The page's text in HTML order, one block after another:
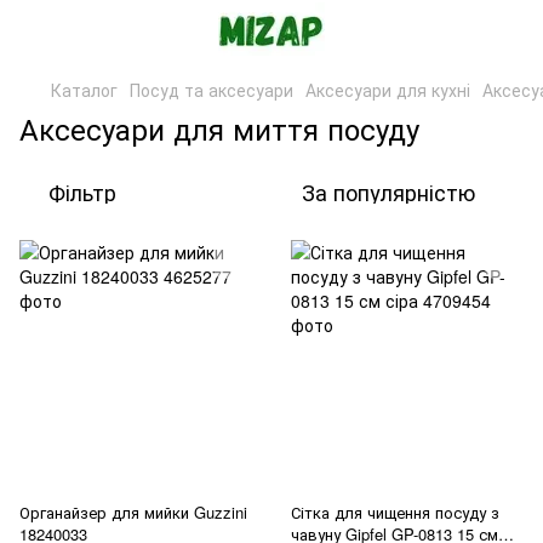
Каталог Посуд та аксесуари Аксесуари для кухні
Аксесуари для миття посуду
Фільтр За популярністю
Органайзер для мийки Guzzini
18240033
Сітка для чищення посуду з
чавуну Gipfel GP-0813 15 см